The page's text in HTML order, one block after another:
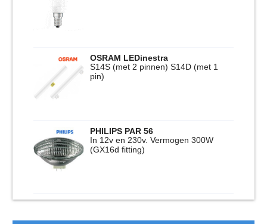
OSRAM LEDinestra
S14S (met 2 pinnen) S14D (met 1
pin)
PHILIPS PAR 56
In 12v en 230v. Vermogen 300W
(GX16d fitting)